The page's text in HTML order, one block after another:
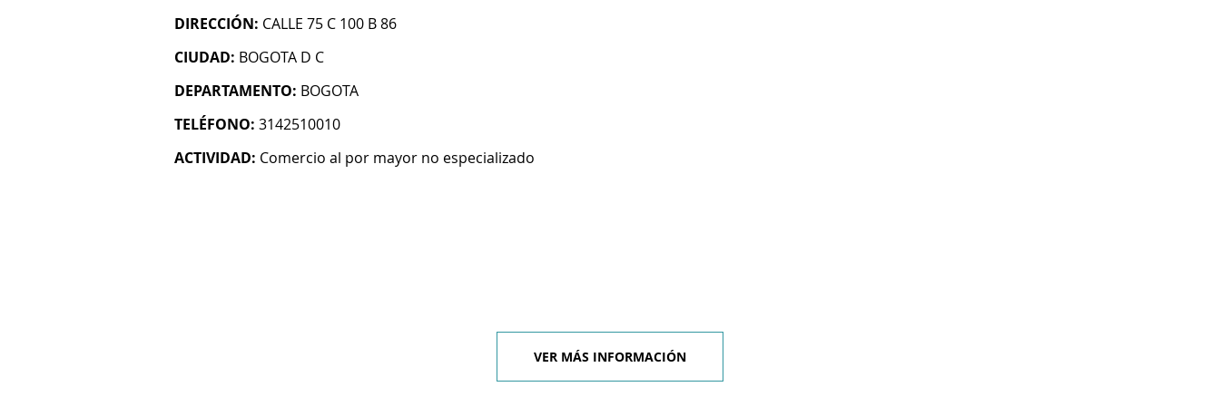
DIRECCIÓN: CALLE 75 C 100 B 86
CIUDAD: BOGOTA D C
DEPARTAMENTO: BOGOTA
TELÉFONO: 3142510010
ACTIVIDAD: Comercio al por mayor no especializado
VER MÁS INFORMACIÓN